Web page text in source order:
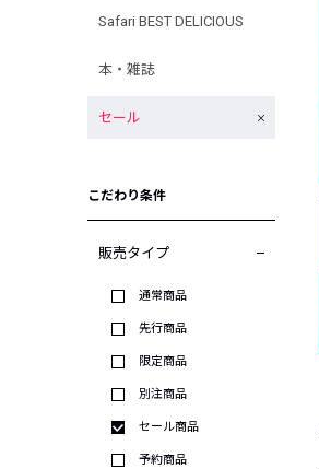
Safari BEST DELICIOUS
本・雑誌
セール
こだわり条件
販売タイプ
通常商品
先行商品
限定商品
別注商品
セール商品
予約商品